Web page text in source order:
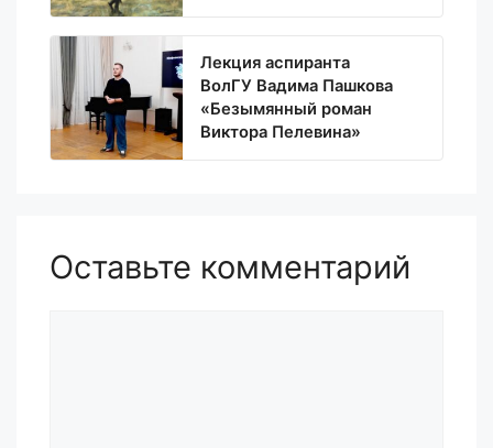
Лекция аспиранта
ВолГУ Вадима Пашкова
«Безымянный роман
Виктора Пелевина»
Оставьте комментарий